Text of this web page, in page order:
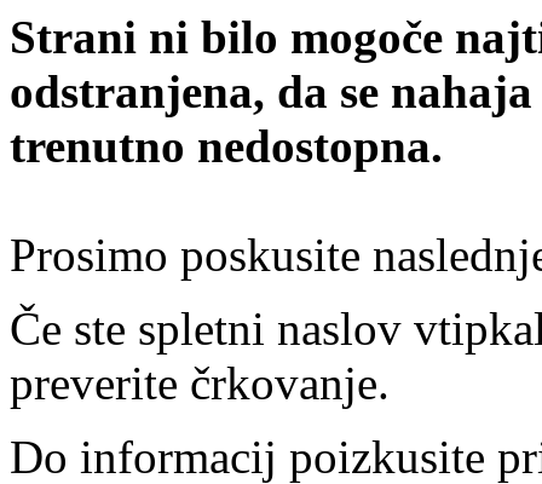
Strani ni bilo mogoče
odstranjena, da se
trenutno nedostopna.
Prosimo poskusite
Če ste spletni naslov
preverite črkovanje.
Do informacij poizkusite